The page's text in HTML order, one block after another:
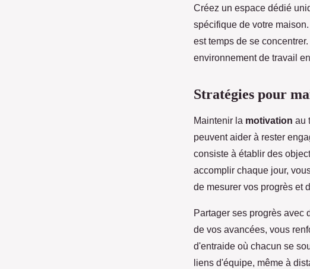
Créez un espace dédié
spécifique de votre
est temps de se
environnement de travail
Stratégies pour
Maintenir la motivation au
peuvent aider à rester
consiste à établir des
accomplir chaque jour,
de mesurer vos progrès et
Partager ses progrès avec
de vos avancées, vous
d'entraide où chacun se
liens d'équipe, même à